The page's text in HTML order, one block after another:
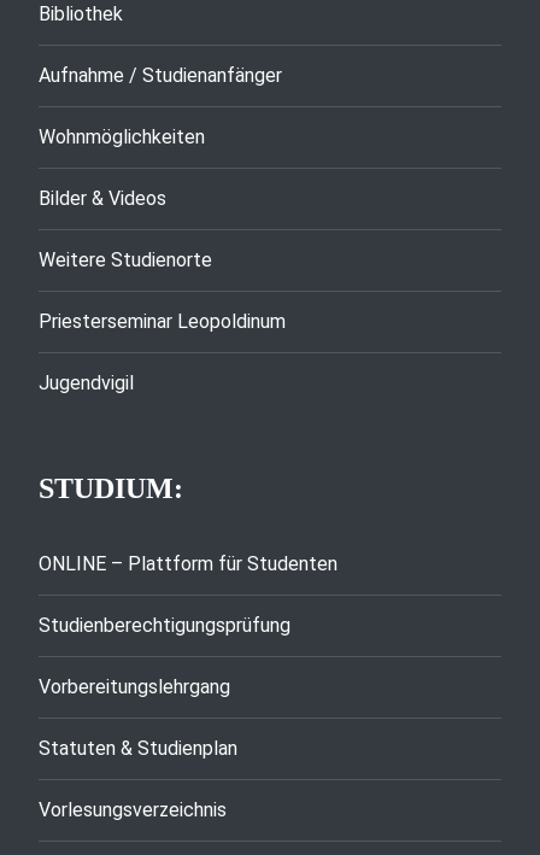
Bibliothek
Aufnahme / Studienanfänger
Wohnmöglichkeiten
Bilder & Videos
Weitere Studienorte
Priesterseminar Leopoldinum
Jugendvigil
STUDIUM:
ONLINE – Plattform für Studenten
Studienberechtigungsprüfung
Vorbereitungslehrgang
Statuten & Studienplan
Vorlesungsverzeichnis